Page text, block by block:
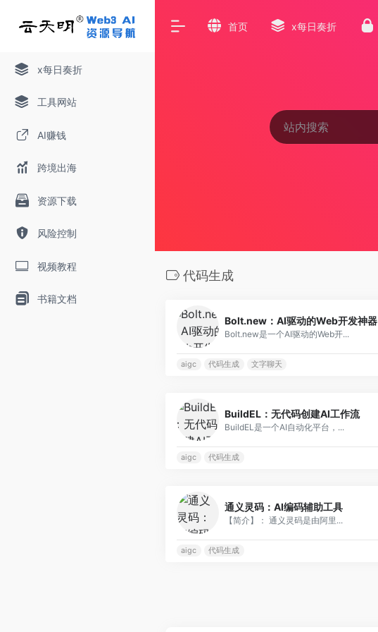
x每日奏折
工具网站
AI赚钱
跨境出海
资源下载
风险控制
视频教程
书籍文档
首页 x每日奏折
代码生成
Bolt.new：AI驱动的Web开发神器
Bolt.new是一个AI驱动的Web开...
aigc 代码生成 文字聊天
BuildEL：无代码创建AI工作流
BuildEL是一个AI自动化平台，...
aigc 代码生成
通义灵码：AI编码辅助工具
【简介】： 通义灵码是由阿里...
aigc 代码生成